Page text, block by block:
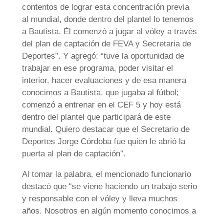
contentos de lograr esta concentración previa
al mundial, donde dentro del plantel lo tenemos
a Bautista. Él comenzó a jugar al vóley a través
del plan de captación de FEVA y Secretaria de
Deportes”. Y agregó: “tuve la oportunidad de
trabajar en ese programa, poder visitar el
interior, hacer evaluaciones y de esa manera
conocimos a Bautista, que jugaba al fútbol;
comenzó a entrenar en el CEF 5 y hoy está
dentro del plantel que participará de este
mundial. Quiero destacar que el Secretario de
Deportes Jorge Córdoba fue quien le abrió la
puerta al plan de captación”.
Al tomar la palabra, el mencionado funcionario
destacó que “se viene haciendo un trabajo serio
y responsable con el vóley y lleva muchos
años. Nosotros en algún momento conocimos a